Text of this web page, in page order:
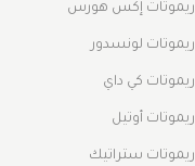
ريموتات إكس هورس
ريموتات لونسدور
ريموتات كي داي
ريموتات أوتيل
ريموتات ستراتيك